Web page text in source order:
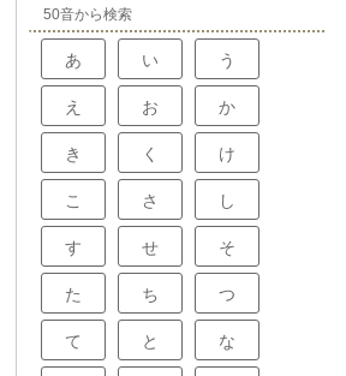
50音から検索
あ い う
え お か
き く け
こ さ し
す せ そ
た ち つ
て と な